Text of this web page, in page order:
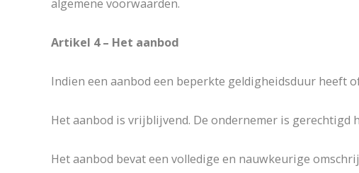
algemene voorwaarden.
Artikel 4 – Het aanbod
Indien een aanbod een beperkte geldigheidsduur heeft
Het aanbod is vrijblijvend. De ondernemer is gerechtigd
Het aanbod bevat een volledige en nauwkeurige